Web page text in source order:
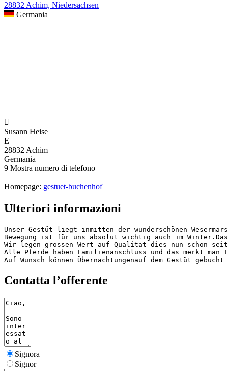
28832 Achim, Niedersachsen
Germania

Susann Heise
E
28832 Achim
Germania
9 Mostra numero di telefono
Homepage: gestuet-buchenhof
Ulteriori informazioni
Unser Gestüt liegt inmitten der wunderschönen
Bewegung ist für uns absolut wichtig auch im
Wir legen grossen Wert auf Qualität-dies nun schon
Alle Pferde haben Familienanschluss und das merkt
Auf Wunsch können Übernachtungenauf dem Gestüt
Contatta l’offerente
Signora
Signor